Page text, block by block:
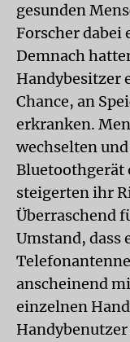
gesunden
Forscher
Demnach
Handybesitzer
Chance, an
erkranken.
wechselten
Bluetoothgerät
steigerten ihr
Überraschend
Umstand, dass
anscheinend
einzelnen